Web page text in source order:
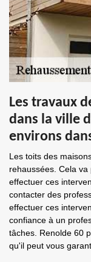
Les travaux
dans la ville
environs
Les toits des
rehaussées. Cela
effectuer ces
contacter des
effectuer ces
confiance à un
tâches. Renolde 60
qu'il peut vous